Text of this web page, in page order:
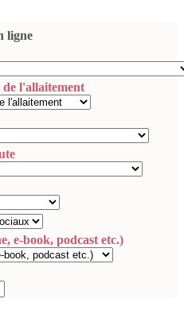
ligne
de l'allaitement
e-book, podcast etc.)